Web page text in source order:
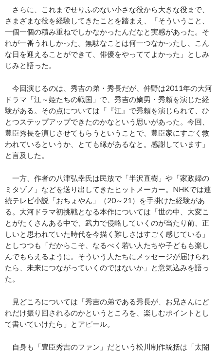
さらに、これまでせりふのない小さな役から大きな役まで、
さまざまな役を経験してきたことを踏まえ、「そういうこと、
一個一個の積み重ねでしかなかったんだなと実感があった。そ
れが一番うれしかった。無駄なことは何一つなかったし、こん
な日を迎えることができて、俳優をやっててよかった」としみ
じみと語った。
今回演じるのは、秀吉の弟・秀長だが、仲野は2011年の大河
ドラマ「江～姫たちの戦国」で、秀吉の嫡男・秀頼を演じた経
験がある。その点については「『江』で秀頼を演じられて、ひ
とつステップアップできたのかなという思いがあった。今回、
豊臣秀長を演じさせてもらうということで、豊臣家にすごく救
われているというか、とても縁があるなと。感謝しています」
と言及した。
一方、作者の八津弘幸氏は民放で「半沢直樹」や「家政婦の
ミタゾノ」などを送り出してきたヒットメーカー。NHKでは連
続テレビ小説「おちょやん」（20～21）を手掛けた経験があ
る。大河ドラマ初挑戦となる本作については「世の中、大変こ
とがたくさんある中で、武力で侵略していくのが当たり前、正
しいと思われていた時代を今描く難しさはすごく感じている」
としつつも「だからこそ、なるべく若い人たちや子どもも楽し
んでもらえるように。そういう人たちにメッセージが届けられ
たら、未来につながっていくのではないか」と意気込みを語っ
た。
見どころについては「秀吉の弟である秀長が、お兄さんにど
れだけ振り回されるのかというところを、楽しむポイントとし
て書いていけたら」とアピール。
自身も「豊臣秀吉のファン」だという松川制作統括は「太閤